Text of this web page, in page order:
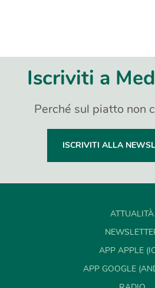
Iscriviti a
Perché sul piatto non
ISCRIVITI ALLA
ATTUALITÀ
APP APPLE
APP GOOGLE